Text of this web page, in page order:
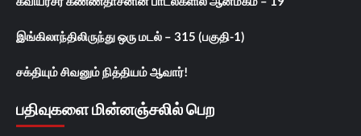
இங்கிலாந்திலிருந்து ஒரு மடல் – 315 (பகுதி-1)
சக்தியும் சிவனும் நித்தியம் ஆவார்!
பதிவுகளை மின்னஞ்சலில் பெற